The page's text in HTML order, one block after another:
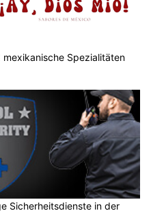
mexikanische Spezialitäten
Sicherheitsdienste in der